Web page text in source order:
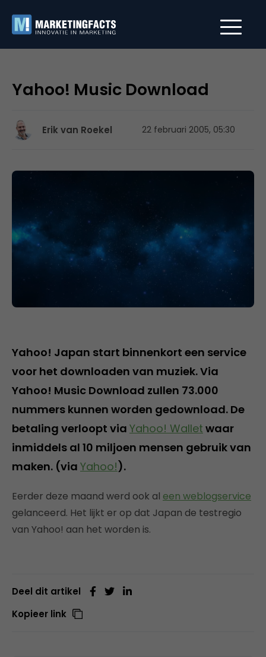
Yahoo! Music Download
Erik van Roekel 22 februari 2005, 05:30
Yahoo! Japan start binnenkort een service
voor het downloaden van muziek. Via
Yahoo! Music Download zullen 73.000
nummers kunnen worden gedownload. De
betaling verloopt via Yahoo! Wallet waar
inmiddels al 10 miljoen mensen gebruik van
maken. (via Yahoo!).
Eerder deze maand werd ook al een weblogservice
gelanceerd. Het lijkt er op dat Japan de testregio
van Yahoo! aan het worden is.
Deel dit artikel
Kopieer link